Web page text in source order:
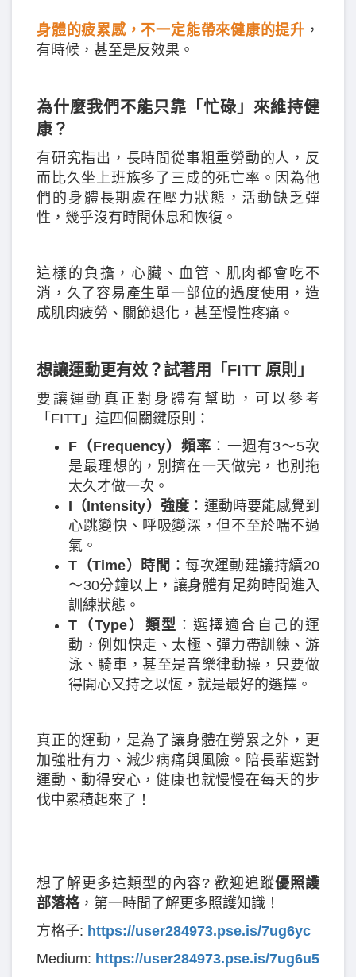
身體的疲累感，不一定能帶來健康的提升 ，
有時候，甚至是反效果。
為什麼我們不能只靠「忙碌」來維持健
康？
有研究指出，長時間從事粗重勞動的人，反
而比久坐上班族多了三成的死亡率。因為他
們的身體長期處在壓力狀態，活動缺乏彈
性，幾乎沒有時間休息和恢復。
這樣的負擔，心臟、血管、肌肉都會吃不
消，久了容易產生單一部位的過度使用，造
成肌肉疲勞、關節退化，甚至慢性疼痛。
想讓運動更有效？試著用「 FITT 原則」
要讓運動真正對身體有幫助，可以參考
「FITT」這四個關鍵原則：
F （Frequency）頻率 ：一週有3～5次
是最理想的，別擠在一天做完，也別拖
太久才做一次。
I （Intensity）強度 ：運動時要能感覺到
心跳變快、呼吸變深，但不至於喘不過
氣。
T （Time）時間 ：每次運動建議持續20
～30分鐘以上，讓身體有足夠時間進入
訓練狀態。
T （Type）類型 ：選擇適合自己的運
動，例如快走、太極、彈力帶訓練、游
泳、騎車，甚至是音樂律動操，只要做
得開心又持之以恆，就是最好的選擇。
真正的運動，是為了讓身體在勞累之外，更
加強壯有力、減少病痛與風險。陪長輩選對
運動、動得安心，健康也就慢慢在每天的步
伐中累積起來了！
想了解更多這類型的內容? 歡迎追蹤優照護
部落格，第一時間了解更多照護知識！
方格子: https://user284973.pse.is/7ug6yc
Medium: https://user284973.pse.is/7ug6u5